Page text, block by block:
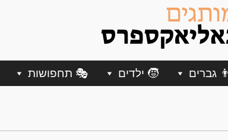
👨 גברים 🧒 ילדים 🎭 תחפושות